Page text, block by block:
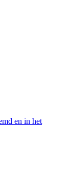
en in het